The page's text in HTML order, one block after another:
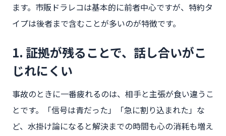
ます。市販ドラレコは基本的に前者中心ですが、特約タ
イプは後者まで含むことが多いのが特徴です。
1. 証拠が残ることで、話し合いがこ
じれにくい
事故のときに一番疲れるのは、相手と主張が食い違うこ
とです。「信号は青だった」「急に割り込まれた」な
ど、水掛け論になると解決までの時間も心の消耗も増え